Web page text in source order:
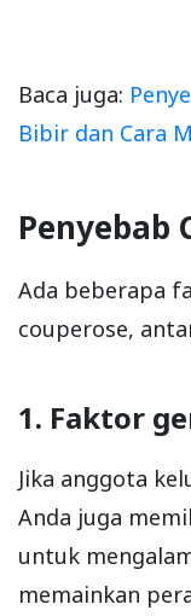
Baca juga:
Bibir dan Cara
Penyebab
Ada beberapa
couperose,
1. Faktor
Jika anggota
Anda juga
untuk
memainkan